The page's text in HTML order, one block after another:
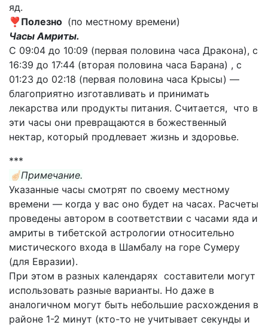
яд.
❣️ Полезно (по местному времени)
Часы Амриты.
С 09:04 до 10:09 (первая половина часа Дракона), с
16:39 до 17:44 (вторая половина часа Барана) , с
01:23 до 02:18 (первая половина часа Крысы) —
благоприятно изготавливать и принимать
лекарства или продукты питания. Считается, что в
эти часы они превращаются в божественный
нектар, который продлевает жизнь и здоровье.
***
☝🏻Примечание.
Указанные часы смотрят по своему местному
времени — когда у вас оно будет на часах. Расчеты
проведены автором в соответствии с часами яда и
амриты в тибетской астрологии относительно
мистического входа в Шамбалу на горе Сумеру
(для Евразии).
При этом в разных календарях составители могут
использовать разные варианты. Но даже в
аналогичном могут быть небольшие расхождения в
районе 1-2 минут (кто-то не учитывает секунды и